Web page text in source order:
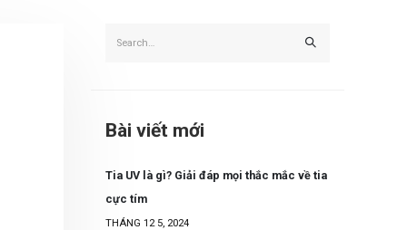
Bài viết mới
Tia UV là gì? Giải đáp mọi thắc mắc về tia
cực tím
THÁNG 12 5, 2024